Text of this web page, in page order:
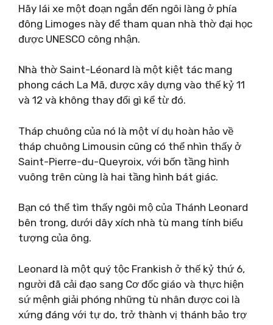
Hãy lái xe một đoạn ngắn đến ngôi làng ở phía
đông Limoges này để tham quan nhà thờ đại học
được UNESCO công nhận.
Nhà thờ Saint-Léonard là một kiệt tác mang
phong cách La Mã, được xây dựng vào thế kỷ 11
và 12 và không thay đổi gì kể từ đó.
Tháp chuông của nó là một ví dụ hoàn hảo về
tháp chuông Limousin cũng có thể nhìn thấy ở
Saint-Pierre-du-Queyroix, với bốn tầng hình
vuông trên cùng là hai tầng hình bát giác.
Bạn có thể tìm thấy ngôi mộ của Thánh Leonard
bên trong, dưới dây xích nhà tù mang tính biểu
tượng của ông.
Leonard là một quý tộc Frankish ở thế kỷ thứ 6,
người đã cải đạo sang Cơ đốc giáo và thực hiện
sứ mệnh giải phóng những tù nhân được coi là
xứng đáng với tự do, trở thành vị thánh bảo trợ